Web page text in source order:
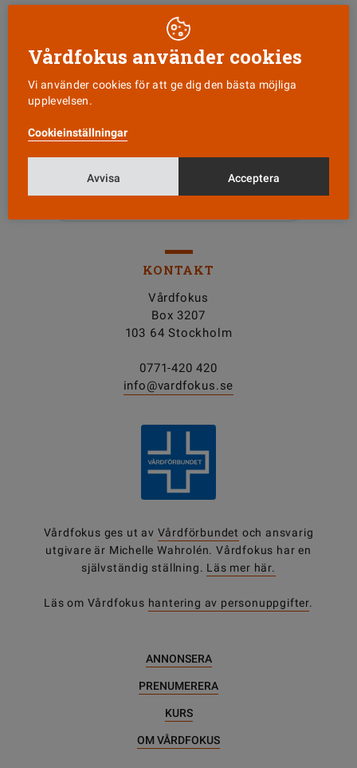
KONTAKT
Vårdfokus
Box 3207
103 64 Stockholm
0771-420 420
info@vardfokus.se
Vårdfokus ges ut av Vårdförbundet och ansvarig
utgivare är Michelle Wahrolén. Vårdfokus har en
självständig ställning. Läs mer här.
Läs om Vårdfokus hantering av personuppgifter.
ANNONSERA
PRENUMERERA
KURS
OM VÅRDFOKUS
Vårdfokus använder cookies
Vi använder cookies för att ge dig den bästa möjliga
upplevelsen.
Cookieinställningar
Avvisa Acceptera